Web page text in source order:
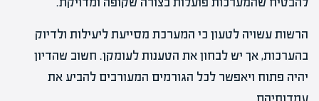
הרשות עשויה לטעון כי המערכת מסייעת ליעילות ולדיוק
בהערכות, אך יש לבחון את הטענות לעומקן. חשוב שהדיון
יהיה פתוח ויאפשר לכל הגורמים המעורבים להביע את